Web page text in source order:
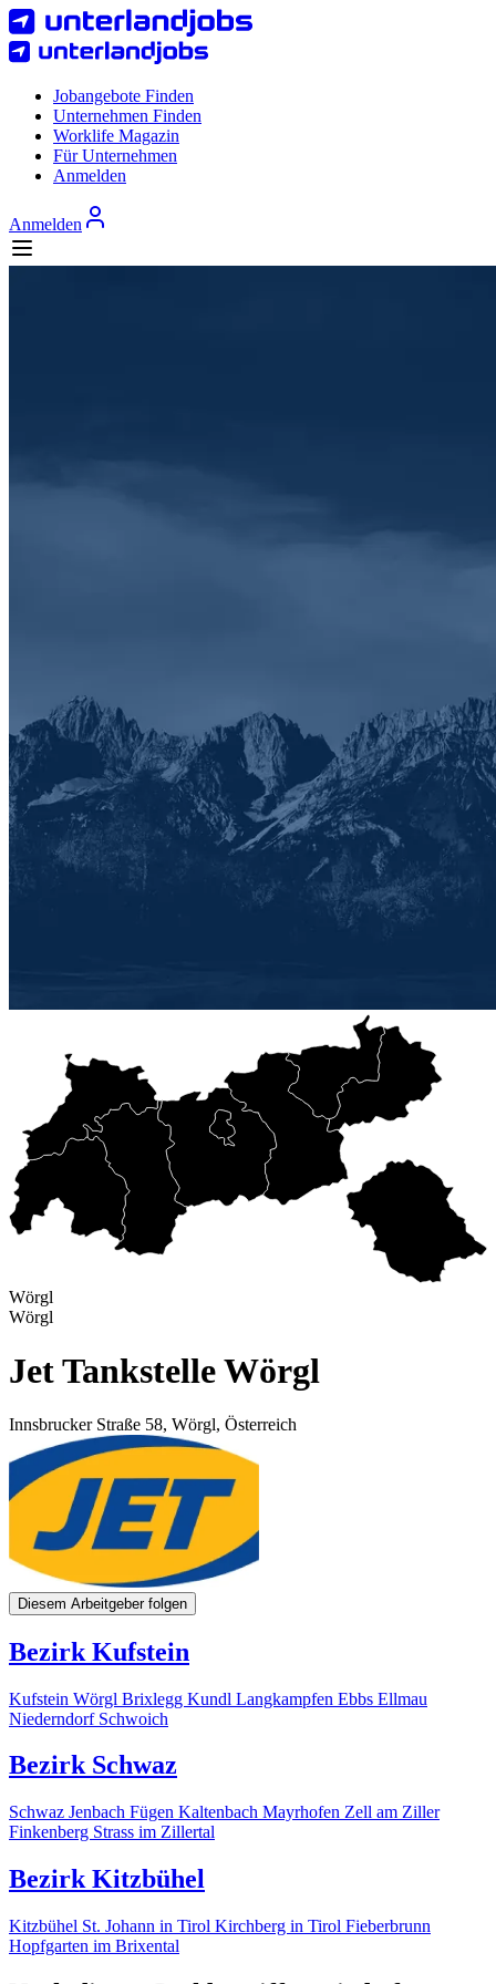
Jobangebote Finden
Unternehmen Finden
Worklife Magazin
Für Unternehmen
Anmelden
Anmelden
Wörgl
Wörgl
Jet Tankstelle Wörgl
Innsbrucker Straße 58, Wörgl, Österreich
Diesem Arbeitgeber folgen
Bezirk Kufstein
Kufstein Wörgl Brixlegg Kundl Langkampfen Ebbs Ellmau
Niederndorf Schwoich
Bezirk Schwaz
Schwaz Jenbach Fügen Kaltenbach Mayrhofen Zell am Ziller
Finkenberg Strass im Zillertal
Bezirk Kitzbühel
Kitzbühel St. Johann in Tirol Kirchberg in Tirol Fieberbrunn
Hopfgarten im Brixental